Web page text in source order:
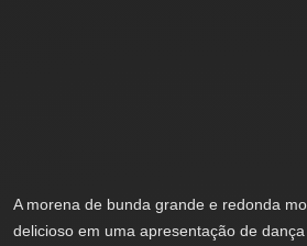
A morena de bunda grande e redonda
delicioso em uma apresentação de